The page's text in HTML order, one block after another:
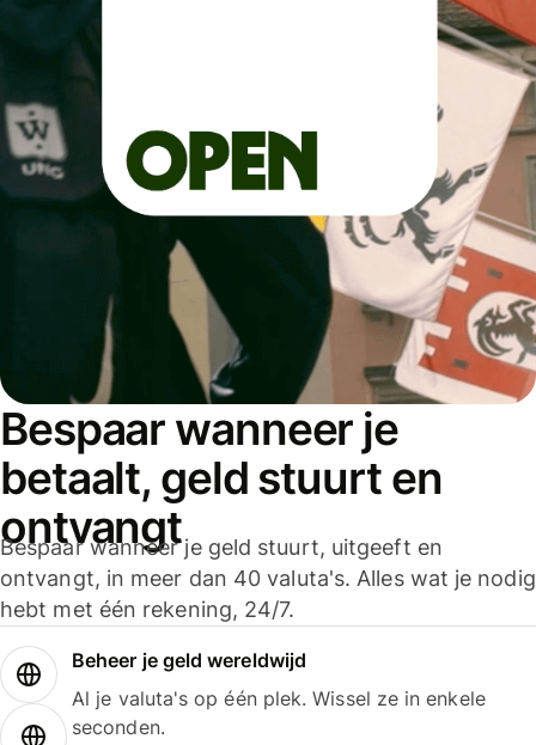
Bespaar wanneer je
betaalt, geld stuurt en
ontvangt
Bespaar wanneer je geld stuurt, uitgeeft en
ontvangt, in meer dan 40 valuta's. Alles wat je nodig
hebt met één rekening, 24/7.
Beheer je geld wereldwijd
Al je valuta's op één plek. Wissel ze in enkele
seconden.